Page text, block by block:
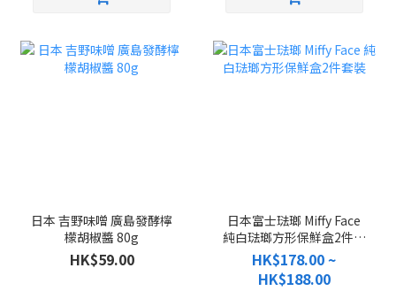
日本 吉野味噌 廣島發酵檸
檬胡椒醬 80g
HK$59.00
日本富士琺瑯 Miffy Face
純白琺瑯方形保鮮盒2件套
裝
HK$178.00 ~
HK$188.00